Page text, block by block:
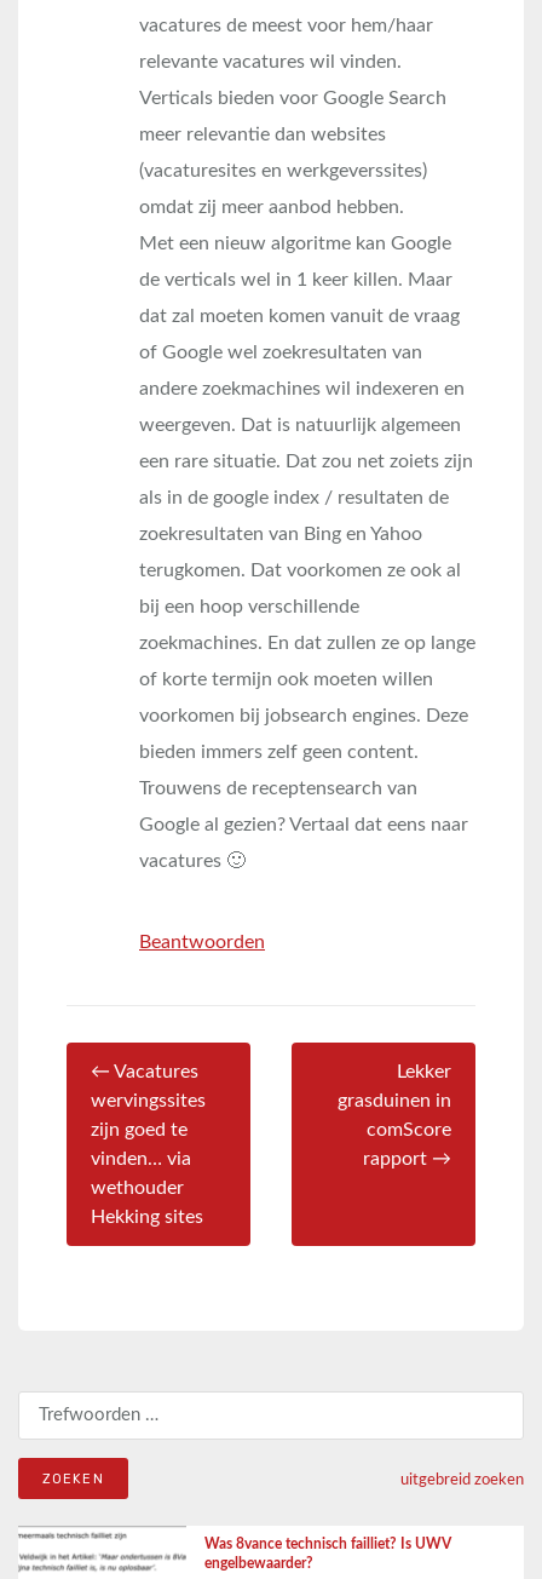
vacatures de meest voor hem/haar
relevante vacatures wil vinden.
Verticals bieden voor Google Search
meer relevantie dan websites
(vacaturesites en werkgeverssites)
omdat zij meer aanbod hebben.
Met een nieuw algoritme kan Google
de verticals wel in 1 keer killen. Maar
dat zal moeten komen vanuit de vraag
of Google wel zoekresultaten van
andere zoekmachines wil indexeren en
weergeven. Dat is natuurlijk algemeen
een rare situatie. Dat zou net zoiets zijn
als in de google index / resultaten de
zoekresultaten van Bing en Yahoo
terugkomen. Dat voorkomen ze ook al
bij een hoop verschillende
zoekmachines. En dat zullen ze op lange
of korte termijn ook moeten willen
voorkomen bij jobsearch engines. Deze
bieden immers zelf geen content.
Trouwens de receptensearch van
Google al gezien? Vertaal dat eens naar
vacatures 🙂
Beantwoorden
← Vacatures
wervingssites
zijn goed te
vinden… via
wethouder
Hekking sites
Lekker
grasduinen in
comScore
rapport →
Zoeken naar:
uitgebreid zoeken
Was 8vance technisch failliet? Is UWV
engelbewaarder?